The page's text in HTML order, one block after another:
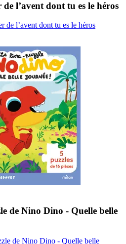
l’avent dont tu es le héros
de l’avent dont tu es le héros
de Nino Dino - Quelle belle
de Nino Dino - Quelle belle